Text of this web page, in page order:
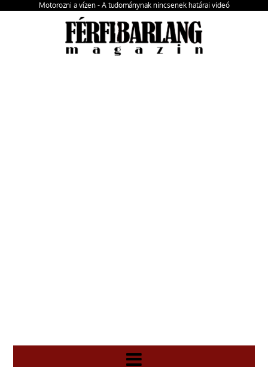
Motorozni a vízen - A tudománynak nincsenek határai videó